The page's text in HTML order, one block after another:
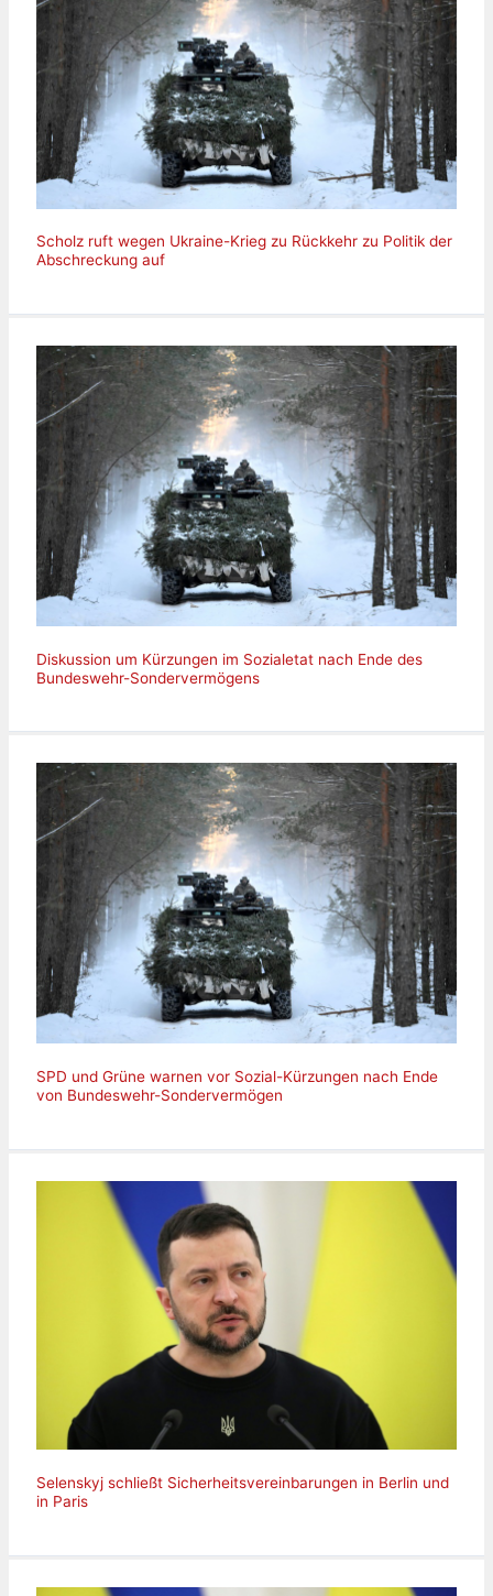
Scholz ruft wegen Ukraine-Krieg zu Rückkehr zu Politik der
Abschreckung auf
Diskussion um Kürzungen im Sozialetat nach Ende des
Bundeswehr-Sondervermögens
SPD und Grüne warnen vor Sozial-Kürzungen nach Ende
von Bundeswehr-Sondervermögen
Selenskyj schließt Sicherheitsvereinbarungen in Berlin und
in Paris